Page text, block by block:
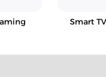
Smart